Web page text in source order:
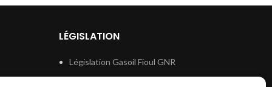
LÉGISLATION
Législation Gasoil Fioul GNR